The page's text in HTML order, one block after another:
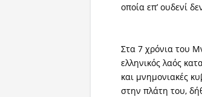
οποία επ’ ουδενί
Στα 7 χρόνια του
ελληνικός λαός
και μνημονιακές
στην πλάτη του,